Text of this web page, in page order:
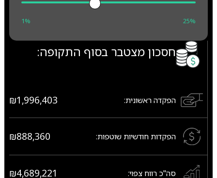
1% 25%
חסכון מצטבר בסוף התקופה:
הפקדה ראשונית: ₪1,996,403
הפקדות חודשיות שוטפות: ₪888,360
סה"כ רווח צפוי: ₪4,689,221